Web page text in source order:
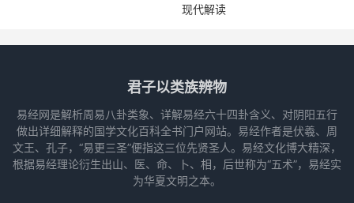
现代解读
君子以类族辨物
易经网是解析周易八卦类象、详解易经六十四卦含义、对阴阳五行
做出详细解释的国学文化百科全书门户网站。易经作者是伏羲、周
文王、孔子，“易更三圣”便指这三位先贤圣人。易经文化博大精深，
根据易经理论衍生出山、医、命、卜、相，后世称为“五术”，易经实
为华夏文明之本。